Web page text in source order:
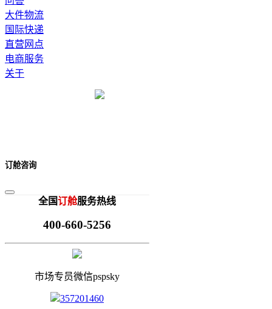
大件物流
国际快递
直营网点
电商服务
关于
订舱咨询
全国订舱服务热线
400-660-5256
市场专员微信pspsky
357201460